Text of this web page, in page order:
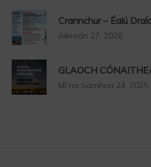
Crannchur – Éalú
Aibreán 27, 2026
GLAOCH
Mí na Samhna 24, 2025